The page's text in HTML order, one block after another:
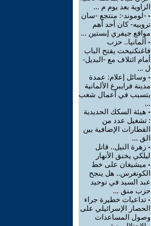
الزاوية بعد يوم م ...
- -لوموند-: منتجع -سان
تروبيه- كان أحد أهم
مواقع جيفري إبستين ...
- ألمانيا.. حزب
فاغنكنيخت يفتح الباب
أمام ائتلاف مع -البديل-
ل ...
- وسائل إعلام: عمدة
مدينة فرايبرغ الألمانية
يتسبب في أعمال شغب
...
- هيئة السكك الحديدية
: تشغيل عدد من
القطارات الإضافية بين
الق ...
- زهرة النيل.. قاتل
ليلكي يخنق الأنهار
- ميشيغان على خط
الكونغرس.. هل ينجح
عبد السيد في توحيد
حزب منق ...
- تداعيات خطيرة جراء
الحصار الإسرائيلي على
وصول المساعدات